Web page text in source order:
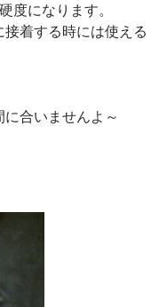
度になります。
着する時には使える
合いませんよ～